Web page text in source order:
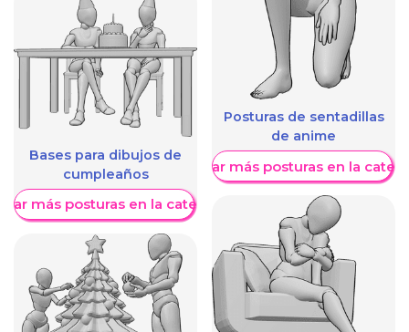
Bases para dibujos de
cumpleaños
más posturas en la categoría
Posturas de sentadillas
de anime
Mostrar más posturas en la